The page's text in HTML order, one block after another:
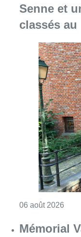
Senne et
classés
06 août 2026
Mémorial